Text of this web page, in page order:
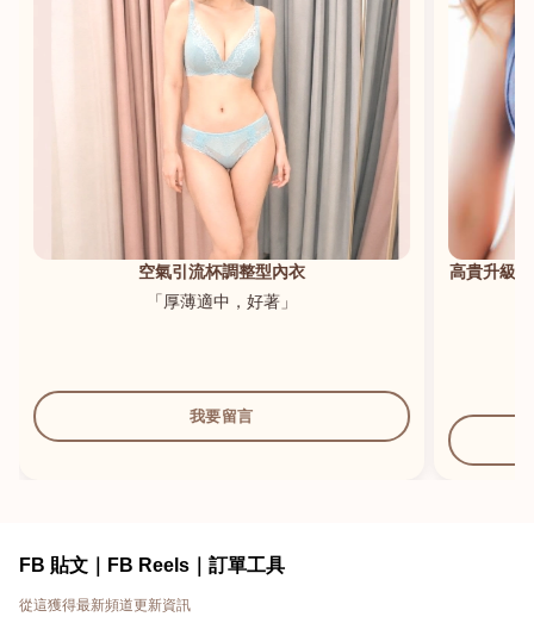
空氣引流杯調整型內衣
「厚薄適中，好著」
我要留言
高貴升級
FB 貼文｜FB Reels｜訂單工具
從這獲得最新頻道更新資訊